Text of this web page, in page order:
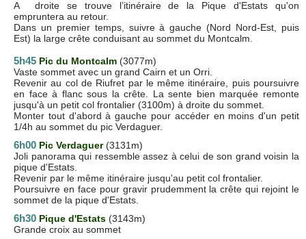
A droite se trouve l’itinéraire de la Pique d'Estats qu'on
empruntera au retour.
Dans un premier temps, suivre à gauche (Nord Nord-Est, puis
Est) la large crête conduisant au sommet du Montcalm.
5h45 Pic du Montcalm (3077m)
Vaste sommet avec un grand Cairn et un Orri.
Revenir au col de Riufret par le même itinéraire, puis poursuivre
en face à flanc sous la crête. La sente bien marquée remonte
jusqu'à un petit col frontalier (3100m) à droite du sommet.
Monter tout d'abord à gauche pour accéder en moins d'un petit
1/4h au sommet du pic Verdaguer.
6h00 Pic Verdaguer(3131m)
Joli panorama qui ressemble assez à celui de son grand voisin la
pique d'Estats.
Revenir par le même itinéraire jusqu'au petit col frontalier.
Poursuivre en face pour gravir prudemment la crête qui rejoint le
sommet de la pique d'Estats.
6h30 Pique d'Estats (3143m)
Grande croix au sommet